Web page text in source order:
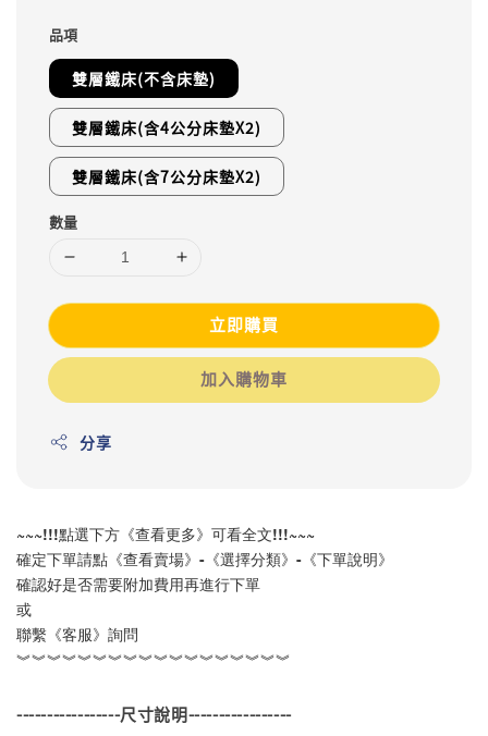
品項
雙層鐵床(不含床墊)
雙層鐵床(含4公分床墊X2)
雙層鐵床(含7公分床墊X2)
數量
立即購買
加入購物車
分享
~~~!!!點選下方《查看更多》可看全文!!!~~~
確定下單請點《查看賣場》-《選擇分類》-《下單說明》
確認好是否需要附加費用再進行下單
或
聯繫《客服》詢問
︾︾︾︾︾︾︾︾︾︾︾︾︾︾︾︾︾︾
-----------------尺寸說明-----------------